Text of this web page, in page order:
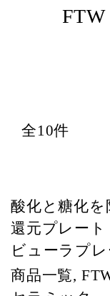
全10件
酸化と糖化を
還元プレート
ビューラプレ
商品一覧,